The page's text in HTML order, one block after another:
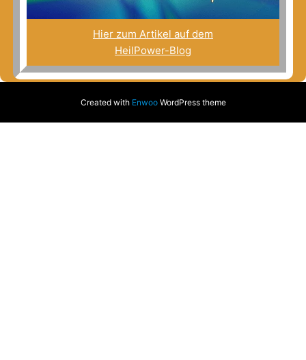
Hier zum Artikel auf dem
HeilPower-Blog
Created with EnwooWordPress theme